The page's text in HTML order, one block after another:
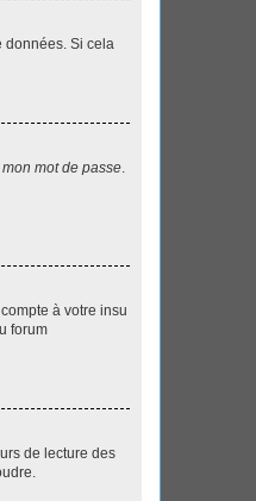
données. Si cela
mon mot de passe.
à votre insu
forum
de lecture des